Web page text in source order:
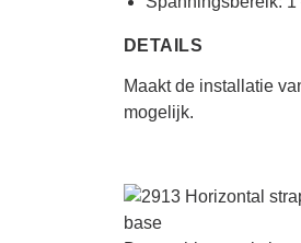
DETAILS
Maakt de installatie
mogelijk.